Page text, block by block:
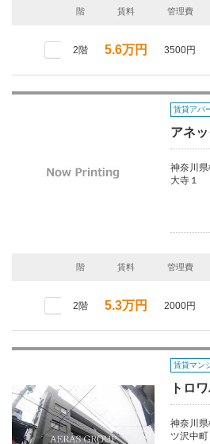
階 賃料 管理費
2階 5.6万円 3500円
賃貸アパ
アネ
神奈川
大寺１
階 賃料 管理費
2階 5.3万円 2000円
賃貸マン
トロ
神奈川
ツ沢中町